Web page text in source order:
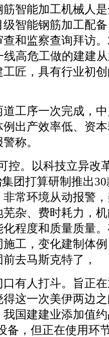
智能加工机械人
智能钢筋加工配
和监察查询拜访
线高危工做的建建
匠，具有行业初
序一次完成，中
出产效率低、资
称。
。以科技立异改
团打算研制推出
常环境从动报警
杂、费时耗力，
程度和质量质量
工，变化建制体
去马斯克特了，
人打斗。旨正在
这一次美伊两边
国建建业添加值
备，但正在使用环